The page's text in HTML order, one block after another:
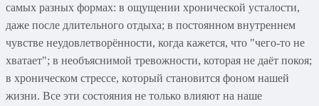
самых разных формах: в ощущении хронической усталости,
даже после длительного отдыха; в постоянном внутреннем
чувстве неудовлетворённости, когда кажется, что "чего-то не
хватает"; в необъяснимой тревожности, которая не даёт покоя;
в хроническом стрессе, который становится фоном нашей
жизни. Все эти состояния не только влияют на наше